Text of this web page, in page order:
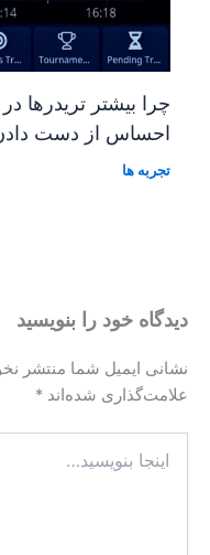
چرا بیشتر تریدرها
احساس از دست
تجربه ها
دیدگاه‌ خود را بنویسید
نشانی ایمیل شما منتشر
علامت‌گذاری شده‌اند *
بنویسید…